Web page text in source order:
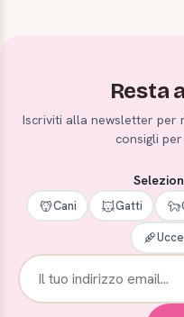
Resta
Iscriviti alla newsletter per
consigli
Cani Gatti